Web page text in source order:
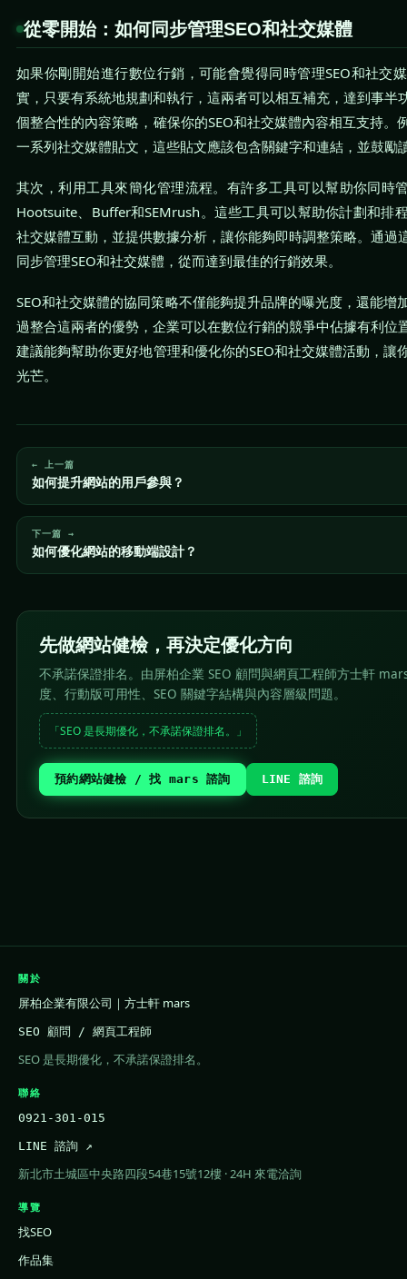
從零開始：如何同步管理SEO和社交媒體
如果你剛開始進行數位行銷，可能會覺得同時管理SEO和社交
實，只要有系統地規劃和執行，這兩者可以相互補充，達到事半
個整合性的內容策略，確保你的SEO和社交媒體內容相互支持。
一系列社交媒體貼文，這些貼文應該包含關鍵字和連結，並鼓勵
其次，利用工具來簡化管理流程。有許多工具可以幫助你同時
Hootsuite、Buffer和SEMrush。這些工具可以幫助你計劃和排
社交媒體互動，並提供數據分析，讓你能夠即時調整策略。通過
同步管理SEO和社交媒體，從而達到最佳的行銷效果。
SEO和社交媒體的協同策略不僅能夠提升品牌的曝光度，還能增
過整合這兩者的優勢，企業可以在數位行銷的競爭中佔據有利位
建議能夠幫助你更好地管理和優化你的SEO和社交媒體活動，讓
光芒。
← 上一篇
如何提升網站的用戶參與？
下一篇 →
如何優化網站的移動端設計？
先做網站健檢，再決定優化方向
不承諾保證排名。由屏柏企業 SEO 顧問與網頁工程師方士軒
度、行動版可用性、SEO 關鍵字結構與內容層級問題。
「SEO 是長期優化，不承諾保證排名。」
預約網站健檢 / 找 mars 諮詢 LINE 諮詢
關於
屏柏企業有限公司｜方士軒 mars
SEO 顧問 / 網頁工程師
SEO 是長期優化，不承諾保證排名。
聯絡
0921-301-015
LINE 諮詢 ↗
新北市土城區中央路四段54巷15號12樓 · 24H 來電洽詢
導覽
找SEO
作品集